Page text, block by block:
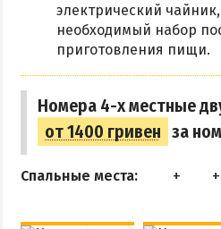
ПРОЕЗД
По Геническу и на косу
Такси по косе
Из Новоалексеевки
Из Днепра
электрический
необходимый набор
приготовления пищи.
Номера 4-х местные
от 1400 гривен за
Спальные места: